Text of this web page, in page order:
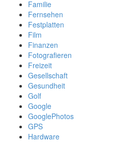
Familie
Fernsehen
Festplatten
Film
Finanzen
Fotografieren
Freizeit
Gesellschaft
Gesundheit
Golf
Google
GooglePhotos
GPS
Hardware